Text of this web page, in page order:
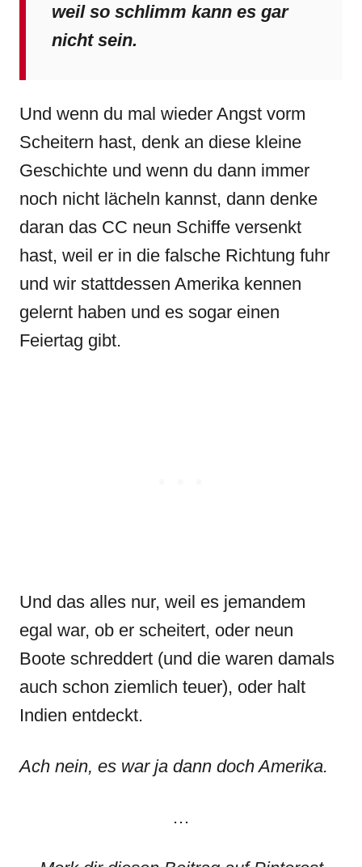
weil so schlimm kann es gar
nicht sein.
Und wenn du mal wieder Angst vorm
Scheitern hast, denk an diese kleine
Geschichte und wenn du dann immer
noch nicht lächeln kannst, dann denke
daran das CC neun Schiffe versenkt
hast, weil er in die falsche Richtung fuhr
und wir stattdessen Amerika kennen
gelernt haben und es sogar einen
Feiertag gibt.
Und das alles nur, weil es jemandem
egal war, ob er scheitert, oder neun
Boote schreddert (und die waren damals
auch schon ziemlich teuer), oder halt
Indien entdeckt.
Ach nein, es war ja dann doch Amerika.
…